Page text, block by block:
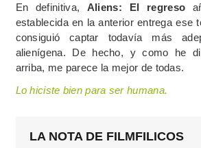
En definitiva, Aliens: El regreso
establecida en la anterior entrega ese
consiguió captar todavía más
alienígena. De hecho, y como he
arriba, me parece la mejor de todas.
Lo hiciste bien para ser humana.
LA NOTA DE FILMFILICOS